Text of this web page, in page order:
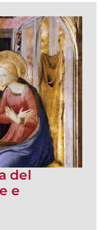
del
e